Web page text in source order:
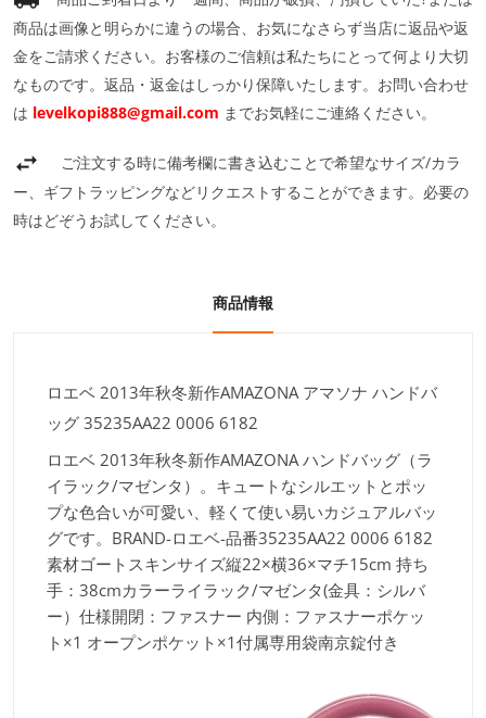
商品は画像と明らかに違うの場合、お気になさらず当店に返品や返
金をご請求ください。お客様のご信頼は私たちにとって何より大切
なものです。返品・返金はしっかり保障いたします。お問い合わせ
は levelkopi888@gmail.com までお気軽にご連絡ください。
ご注文する時に備考欄に書き込むことで希望なサイズ/カラ
ー、ギフトラッピングなどリクエストすることができます。必要の
時はどぞうお試してください。
商品情報
ロエベ 2013年秋冬新作AMAZONA アマソナ ハンドバ
ッグ 35235AA22 0006 6182
ロエベ 2013年秋冬新作AMAZONA ハンドバッグ（ラ
イラック/マゼンタ）。キュートなシルエットとポッ
プな色合いが可愛い、軽くて使い易いカジュアルバッ
グです。BRAND-ロエベ-品番35235AA22 0006 6182
素材ゴートスキンサイズ縦22×横36×マチ15cm 持ち
手：38cmカラーライラック/マゼンタ(金具：シルバ
ー）仕様開閉：ファスナー 内側：ファスナーポケッ
ト×1 オープンポケット×1付属専用袋南京錠付き